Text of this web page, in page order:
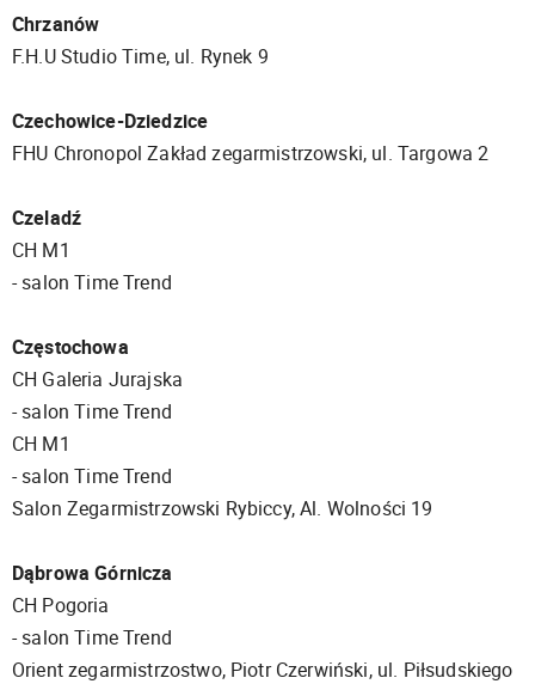
Chrzanów
F.H.U Studio Time, ul. Rynek 9
Czechowice-Dziedzice
FHU Chronopol Zakład zegarmistrzowski, ul. Targowa 2
Czeladź
CH M1
- salon Time Trend
Częstochowa
CH Galeria Jurajska
- salon Time Trend
CH M1
- salon Time Trend
Salon Zegarmistrzowski Rybiccy, Al. Wolności 19
Dąbrowa Górnicza
CH Pogoria
- salon Time Trend
Orient zegarmistrzostwo, Piotr Czerwiński, ul. Piłsudskiego